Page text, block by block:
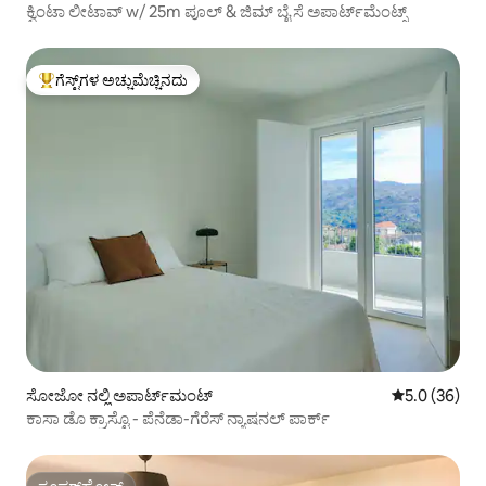
ಕ್ವಿಂಟಾ ಲೀಟಾವ್ w/ 25m ಪೂಲ್ & ಜಿಮ್ ಬೈ ಸೆ ಅಪಾರ್ಟ್‌ಮೆಂಟ್ಸ್
ಗೆಸ್ಟ್‌ಗಳಿಗೆ ಅತಿ ಹೆಚ್ಚು ಅಚ್ಚುಮೆಚ್ಚಿನದು
ಗೆಸ್ಟ್‌ಗಳ ಅಚ್ಚುಮೆಚ್ಚಿನದು
ಸೋಜೋ ನಲ್ಲಿ ಅಪಾರ್ಟ್‌ಮಂಟ್ 5 ರಲ್ಲಿ 5.0
5.0 (36)
ಕಾಸಾ ಡೊ ಕ್ರಾಸ್ಟೊ - ಪೆನೆಡಾ-ಗೆರೆಸ್ ನ್ಯಾಷನಲ್ ಪಾರ್ಕ್